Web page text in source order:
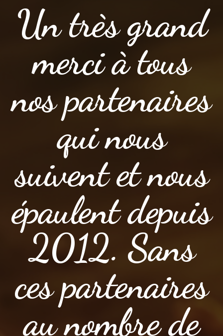
Un très grand
merci à tous
nos partenaires
qui nous
suivent et nous
épaulent depuis
2012. Sans
ces partenaires
au nombre de